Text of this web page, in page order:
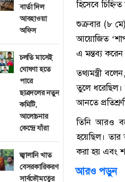
বার্তা দিল
আবহাওয়া
অফিস
চলতি মাসেই
ঘোষণা হতে
পারে
ছাত্রদলের নতুন
কমিটি,
আলোচনার
কেন্দ্রে যাঁরা
জ্বালানি খাত
বেসরকারিকরণ
সার্বভৌমত্বের
হিসেবে
শুক্রবার (৮
আয়োজিত
এ মন্তব্য
তথ্যমন্ত্রী
তুলে ধরেছিল।
আনতে
তিনি আরও
হয়েছিল। তার
করা হয় এবং
আরও পড়ুন